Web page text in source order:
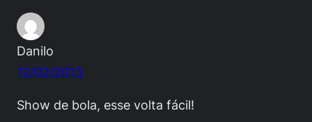
Danilo
12/02/2013
Show de bola, esse volta fácil!